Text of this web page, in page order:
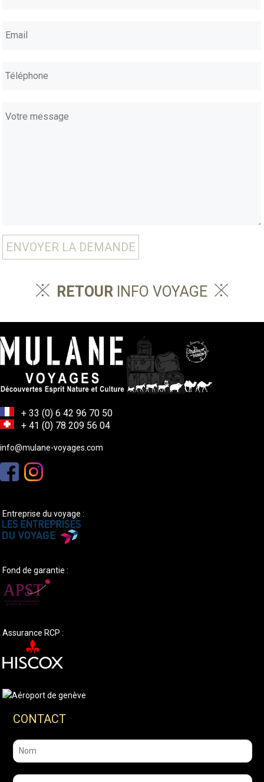
ENVOYER LA DEMANDE
RETOURINFO VOYAGE
+ 33 (0) 6 42 96 70 50
+ 41 (0) 78 209 56 04
info@mulane-voyages.com
Entreprise du voyage :
Fond de garantie :
Assurance RCP :
CONTACT